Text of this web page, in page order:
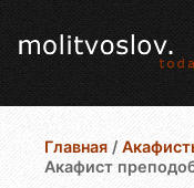
Главная /
Акафист